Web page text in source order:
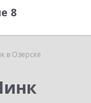
8
в Озерске